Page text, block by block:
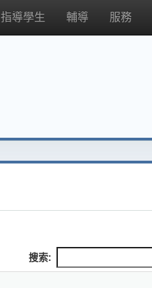
指導學生 輔導 服務
搜索: